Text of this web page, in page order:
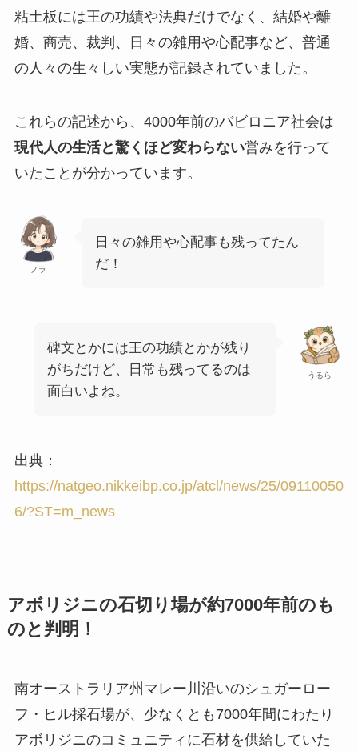
粘土板には王の功績や法典だけでなく、結婚や離
婚、商売、裁判、日々の雑用や心配事など、普通
の人々の生々しい実態が記録されていました。
これらの記述から、4000年前のバビロニア社会は
現代人の生活と驚くほど変わらない営みを行って
いたことが分かっています。
ノラ
日々の雑用や心配事も残ってたん
だ！
うるら
碑文とかには王の功績とかが残り
がちだけど、日常も残ってるのは
面白いよね。
出典：
https://natgeo.nikkeibp.co.jp/atcl/news/25/09110050
6/?ST=m_news
アボリジニの石切り場が約7000年前のも
のと判明！
南オーストラリア州マレー川沿いのシュガーロー
フ・ヒル採石場が、少なくとも7000年間にわたり
アボリジニのコミュニティに石材を供給していた